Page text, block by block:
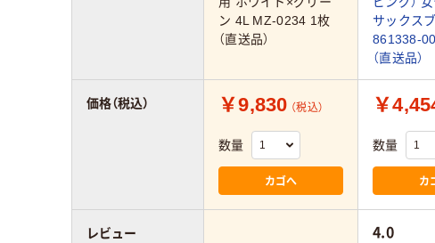
ン 4L MZ-0234 1枚
（直送品）
サックス
861338-
（直送品）
￥9,830 （税込）
数量
カゴへ
￥
数量
カ
4.0
価格（税込）
レビュー